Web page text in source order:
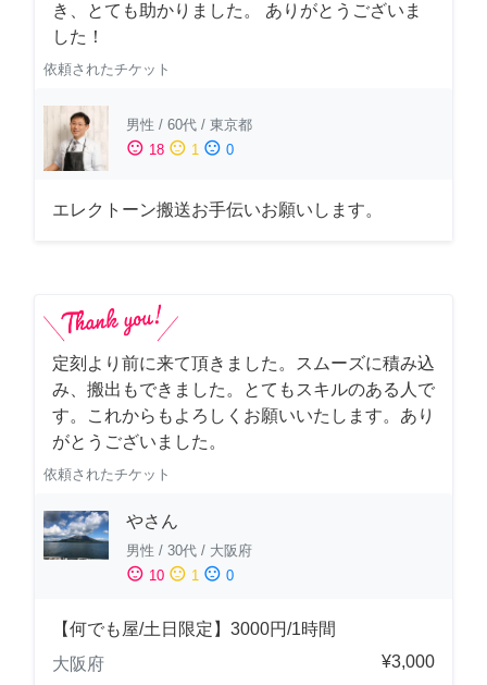
き、とても助かりました。 ありがとうございま
した！
依頼されたチケット
男性 / 60代 / 東京都
sentiment_satisfied 18 sentiment_neutral 1 sentiment_dissatisfied 0
エレクトーン搬送お手伝いお願いします。
定刻より前に来て頂きました。スムーズに積み込
み、搬出もできました。とてもスキルのある人で
す。これからもよろしくお願いいたします。あり
がとうございました。
依頼されたチケット
やさん
男性 / 30代 / 大阪府
sentiment_satisfied 10 sentiment_neutral 1 sentiment_dissatisfied 0
【何でも屋/土日限定】3000円/1時間
大阪府
¥3,000